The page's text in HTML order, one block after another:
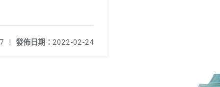
發佈日期： 2022-02-24
|